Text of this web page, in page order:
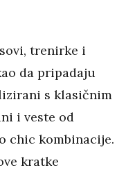
trenirke i
da pripadaju
s klasičnim
i veste od
chic kombinacije.
kratke